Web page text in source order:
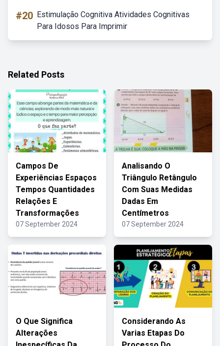
#20 Estimulação Cognitiva Atividades Cognitivas
Para Idosos Para Imprimir
Related Posts
Campos De
Experiências Espaços
Tempos Quantidades
Relações E
Transformações
07 September 2024
Analisando O
Triângulo Retângulo
Com Suas Medidas
Dadas Em
Centímetros
07 September 2024
O Que Significa
Alterações
Considerando As
Varias Etapas Do